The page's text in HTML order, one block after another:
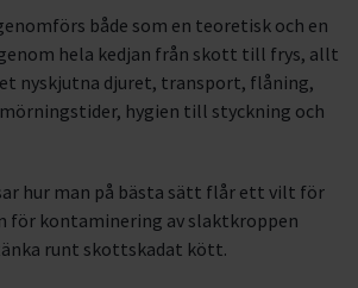
både som en teoretisk och en
hela kedjan från skott till frys, allt
nyskjutna djuret, transport, flåning,
hygien till styckning och
hur man på bästa sätt flår ett vilt för
för kontaminering av slaktkroppen
runt skottskadat kött.